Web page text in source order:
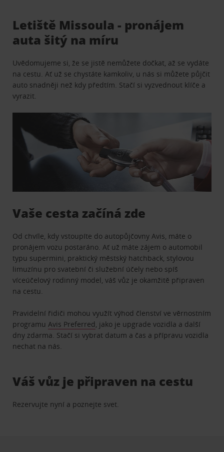
Letiště Missoula - pronájem
auta šitý na míru
Uvědomujeme si, že se jistě nemůžete dočkat, až se vydáte
na cestu. Ať už se chystáte kamkoliv, u nás si můžete půjčit
auto snadněji než kdy předtím. Stačí si vyzvednout klíče a
vyrazit.
Vaše cesta začíná zde
Od chvíle, kdy vstoupíte do autopůjčovny Avis, máte o
pronájem vozu postaráno. Ať už máte zájem o automobil
typu supermini, praktický městský hatchback, stylovou
limuzínu pro svatební či služební účely nebo spíš
víceúčelový rodinný model, váš vůz je okamžitě připraven
na cestu.
Pravidelní řidiči mohou využít výhod členství ve věrnostním
programuAvis Preferred, jako je upgrade vozidla a další
dny zdarma. Stačí si vybrat datum a čas a přípravu vozidla
nechat na nás.
Váš vůz je připraven na cestu
Rezervujte nyní a poznejte svet.